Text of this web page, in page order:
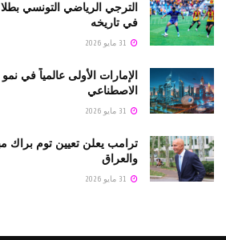
في تاريخه
الإمارات الأولى عالمياً في
الاصطناعي
ترامب يعلن تعيين توم براك
والعراق